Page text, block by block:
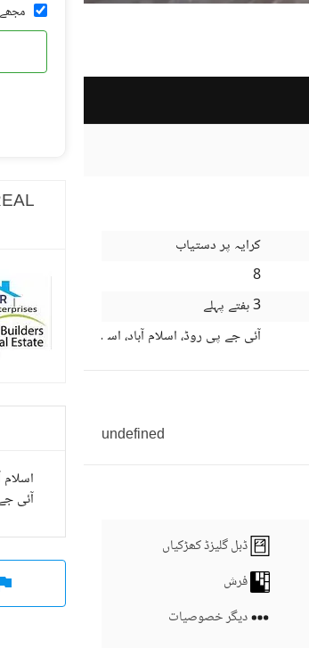
کرایہ پر دستیاب
8
3 ہفتے پہلے
آئی جے پی روڈ، اسلام آباد، اسلام آباد کیپیٹل
undefined
ڈبل گلیزڈ کھڑکیاں
فرش
دیگر خصوصیات
مجھے